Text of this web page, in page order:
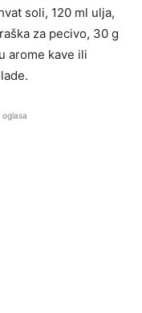
soli, 120 ml ulja,
za pecivo, 30 g
arome kave ili